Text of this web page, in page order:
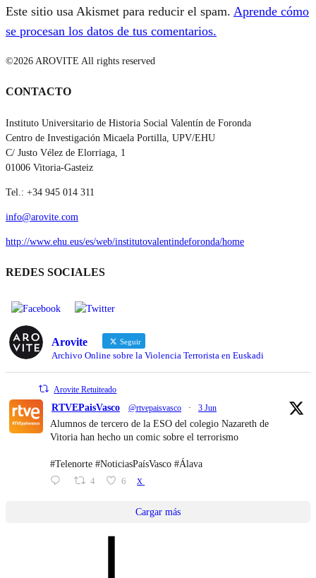
Este sitio usa Akismet para reducir el spam. Aprende cómo
se procesan los datos de tus comentarios.
©2026 AROVITE All rights reserved
CONTACTO
Instituto Universitario de Historia Social Valentín de Foronda
Centro de Investigación Micaela Portilla, UPV/EHU
C/ Justo Vélez de Elorriaga, 1
01006 Vitoria-Gasteiz
Tel.: +34 945 014 311
info@arovite.com
http://www.ehu.eus/es/web/institutovalentindeforonda/home
REDES SOCIALES
Arovite Seguir
Archivo Online sobre la Violencia Terrorista en Euskadi
Arovite Retuiteado
RTVEPaisVasco @rtvepaisvasco · 3 Jun
Alumnos de tercero de la ESO del colegio Nazareth de
Vitoria han hecho un comic sobre el terrorismo
#Telenorte #NoticiasPaísVasco #Álava
4 6 X
Cargar más